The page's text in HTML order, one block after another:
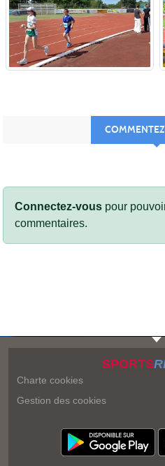
Connectez-vous pour
commentaires.
SPORTS
Charte cookies
Gestion des cookies